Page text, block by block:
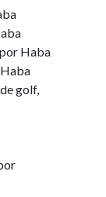
Haba
golf,